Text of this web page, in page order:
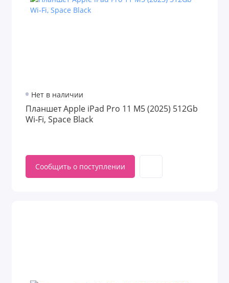
Нет в наличии
Планшет Apple iPad Pro 11 M5 (2025) 512Gb
Wi‑Fi, Space Black
Сообщить о поступлении